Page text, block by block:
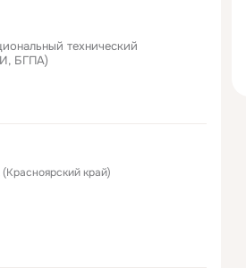
технический
БГПА)
край)